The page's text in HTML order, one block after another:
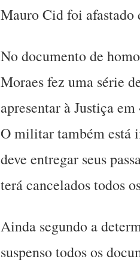
Mauro Cid foi afastado
No documento de
Moraes fez uma série
apresentar à Justiça
O militar também está
deve entregar seus
terá cancelados todos
Ainda segundo a
suspenso todos os